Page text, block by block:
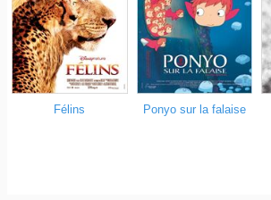
Félins Ponyo sur la falaise